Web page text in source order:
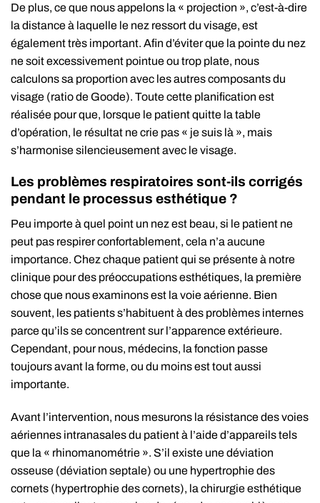
De plus, ce que nous appelons la « projection », c’est-à-dire
la distance à laquelle le nez ressort du visage, est
également très important. Afin d’éviter que la pointe du nez
ne soit excessivement pointue ou trop plate, nous
calculons sa proportion avec les autres composants du
visage (ratio de Goode). Toute cette planification est
réalisée pour que, lorsque le patient quitte la table
d’opération, le résultat ne crie pas « je suis là », mais
s’harmonise silencieusement avec le visage.
Les problèmes respiratoires sont-ils corrigés
pendant le processus esthétique ?
Peu importe à quel point un nez est beau, si le patient ne
peut pas respirer confortablement, cela n’a aucune
importance. Chez chaque patient qui se présente à notre
clinique pour des préoccupations esthétiques, la première
chose que nous examinons est la voie aérienne. Bien
souvent, les patients s’habituent à des problèmes internes
parce qu’ils se concentrent sur l’apparence extérieure.
Cependant, pour nous, médecins, la fonction passe
toujours avant la forme, ou du moins est tout aussi
importante.
Avant l’intervention, nous mesurons la résistance des voies
aériennes intranasales du patient à l’aide d’appareils tels
que la « rhinomanométrie ». S’il existe une déviation
osseuse (déviation septale) ou une hypertrophie des
cornets (hypertrophie des cornets), la chirurgie esthétique